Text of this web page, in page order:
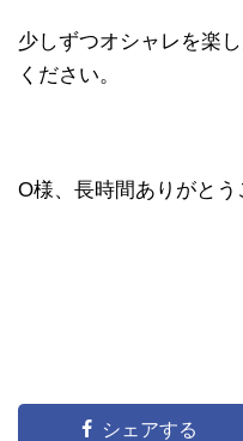
少しずつオシャレを楽
ください。
O様、長時間ありがとう
シェアする